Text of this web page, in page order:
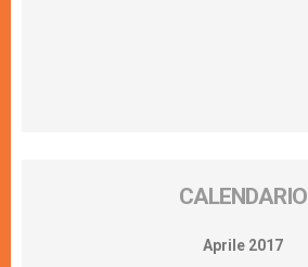
CALENDARIO
Aprile 2017